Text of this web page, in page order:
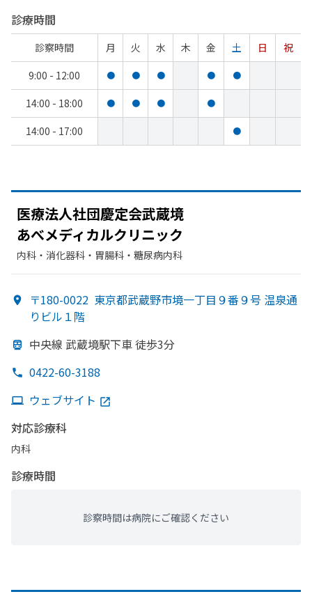
診療時間
診察時間 月 火 水 木 金 土 日
祝
9:00 - 12:00
● ● ● ● ●
14:00 - 18:00 ● ● ● ●
14:00 - 17:00 ●
医療法人社団慶定会武蔵境
あべメディカルクリニック
内科・​消化器科・​胃腸科・​糖尿病内科
〒180-0022 東京都武蔵野市境一丁目９番９号 温泉通
りビル１階
中央線 武蔵境駅下車 徒歩3分
0422-60-3188
ウェブサイト
対応診療科
内科
診療時間
診察時間は病院にご確認ください